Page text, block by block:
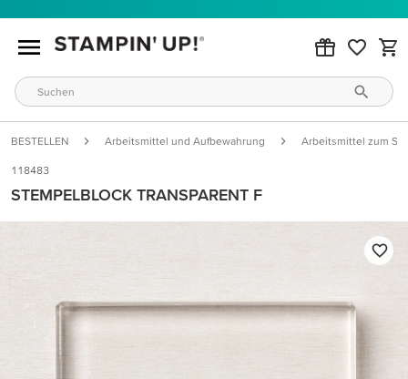
BESTELLEN Arbeitsmittel und Aufbewahrung Arbeitsmittel zum
118483
STEMPELBLOCK TRANSPARENT F